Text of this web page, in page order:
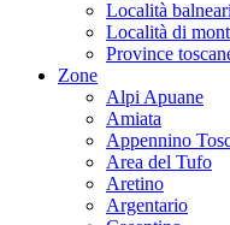
Località
Località di
Province
Zone
Alpi Apuane
Amiata
Appennino
Area del Tufo
Aretino
Argentario